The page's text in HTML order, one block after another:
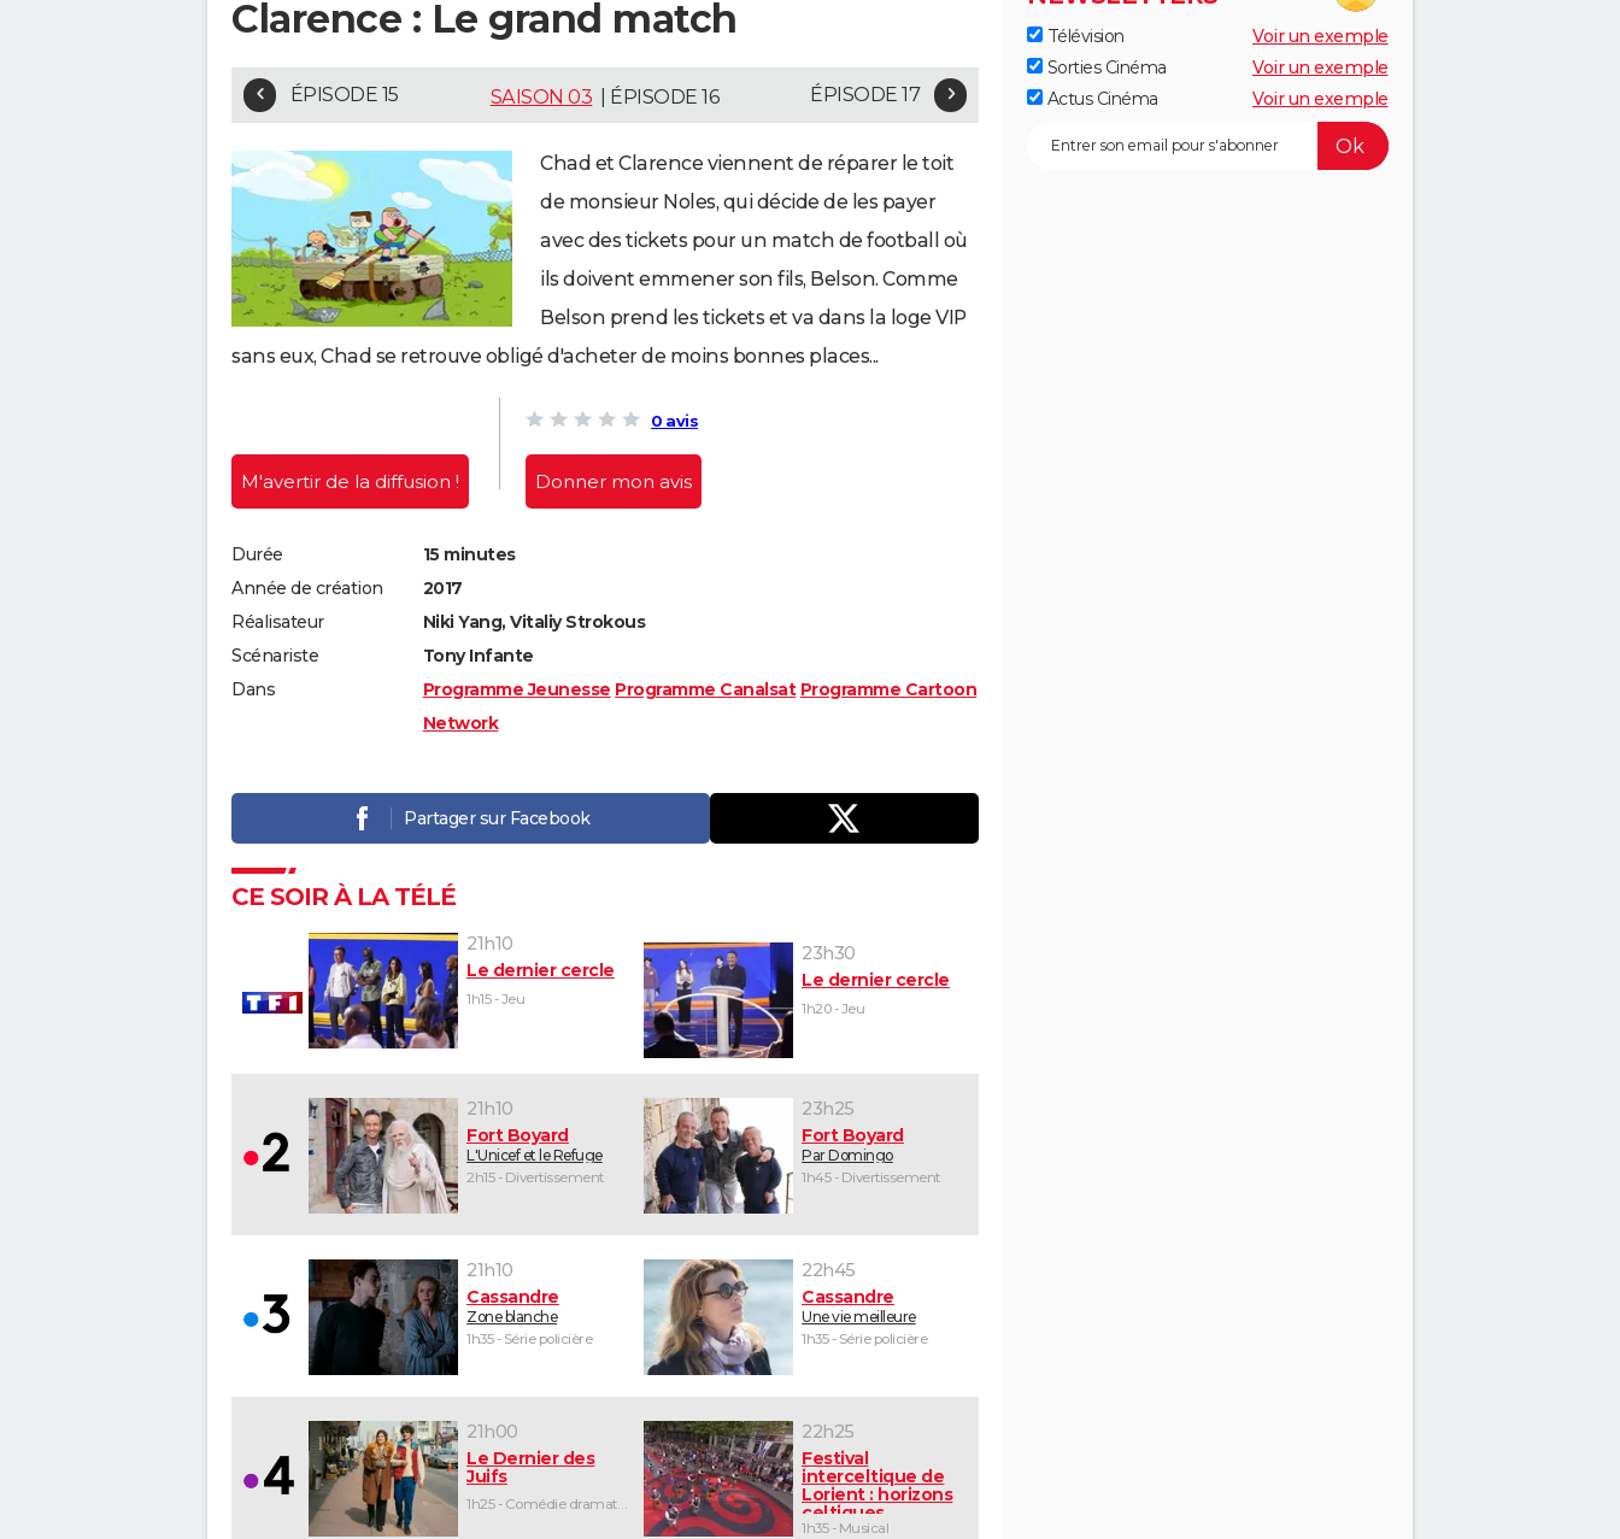
Clarence : Le grand match
ÉPISODE 15 SAISON 03 | ÉPISODE 16 ÉPISODE 17
Chad et Clarence viennent de réparer le toit
de monsieur Noles, qui décide de les payer
avec des tickets pour un match de football où
ils doivent emmener son fils, Belson. Comme
Belson prend les tickets et va dans la loge VIP
sans eux, Chad se retrouve obligé d'acheter de moins bonnes places...
M'avertir de la diffusion !
0 avis
Donner mon avis
Durée
15 minutes
Année de création
2017
Réalisateur
Niki Yang, Vitaliy Strokous
Scénariste
Tony Infante
Dans
Programme Jeunesse Programme Canalsat Programme Cartoon
Network
Partager sur Facebook
CE SOIR À LA TÉLÉ
21h10
Le dernier cercle
1h15 - Jeu
23h30
Le dernier cercle
1h20 - Jeu
21h10
Fort Boyard
L'Unicef et le Refuge
2h15 - Divertissement
23h25
Fort Boyard
Par Domingo
1h45 - Divertissement
21h10
Cassandre
Zone blanche
1h35 - Série policière
22h45
Cassandre
Une vie meilleure
1h35 - Série policière
21h00
Le Dernier des
Juifs
1h25 - Comédie dramatique
22h25
Festival
interceltique de
Lorient : horizons
celtiques
1h35 - Musical
Télévision
Voir un exemple
Sorties Cinéma
Voir un exemple
Actus Cinéma
Voir un exemple